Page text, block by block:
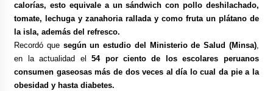
calorías, esto equivale a un sándwich con pollo deshilachado,
tomate, lechuga y zanahoria rallada y como fruta un plátano de
la isla, además del refresco.
Recordó que según un estudio del Ministerio de Salud (Minsa),
en la actualidad el54 por ciento de los escolares peruanos
consumen gaseosas más de dos veces al día lo cual da pie a la
obesidad y hasta diabetes.